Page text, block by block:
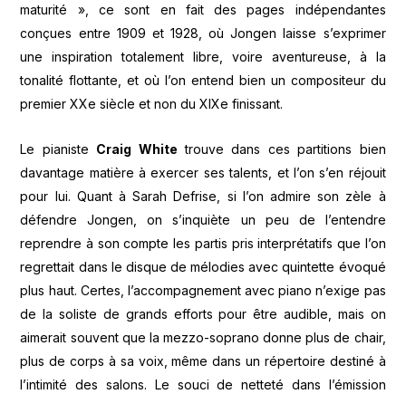
maturité », ce sont en fait des pages indépendantes
conçues entre 1909 et 1928, où Jongen laisse s’exprimer
une inspiration totalement libre, voire aventureuse, à la
tonalité flottante, et où l’on entend bien un compositeur du
premier XXe siècle et non du XIXe finissant.
Le pianiste Craig White trouve dans ces partitions bien
davantage matière à exercer ses talents, et l’on s’en réjouit
pour lui. Quant à Sarah Defrise, si l’on admire son zèle à
défendre Jongen, on s’inquiète un peu de l’entendre
reprendre à son compte les partis pris interprétatifs que l’on
regrettait dans le disque de mélodies avec quintette évoqué
plus haut. Certes, l’accompagnement avec piano n’exige pas
de la soliste de grands efforts pour être audible, mais on
aimerait souvent que la mezzo-soprano donne plus de chair,
plus de corps à sa voix, même dans un répertoire destiné à
l’intimité des salons. Le souci de netteté dans l’émission